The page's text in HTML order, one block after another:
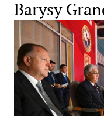
Barysy